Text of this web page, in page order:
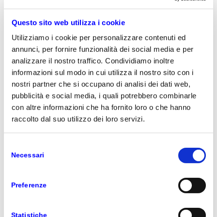
Questo sito web utilizza i cookie
Utilizziamo i cookie per personalizzare contenuti ed
annunci, per fornire funzionalità dei social media e per
analizzare il nostro traffico. Condividiamo inoltre
informazioni sul modo in cui utilizza il nostro sito con i
nostri partner che si occupano di analisi dei dati web,
pubblicità e social media, i quali potrebbero combinarle
con altre informazioni che ha fornito loro o che hanno
raccolto dal suo utilizzo dei loro servizi.
delNecessari
Preferenze
Statistiche
strategia UE “un’Europa pronta per l’era digitale” e
del ruolo che il settore tecnologico deve svolgere
nell’aiutare l’Europa a realizzare le sue aspirazioni
digitali.
Oltre a elaborare i dati personali di
organizzazioni e Pubbliche Amministrazioni
in Europa, stiamo anche creando un Privacy
Engineering Center of Excellence a Dublino
per aiutare i nostri clienti europei nella scelta
delle soluzioni più adatte per sviluppare
siano conformi ai requisiti normativi. Stiamo